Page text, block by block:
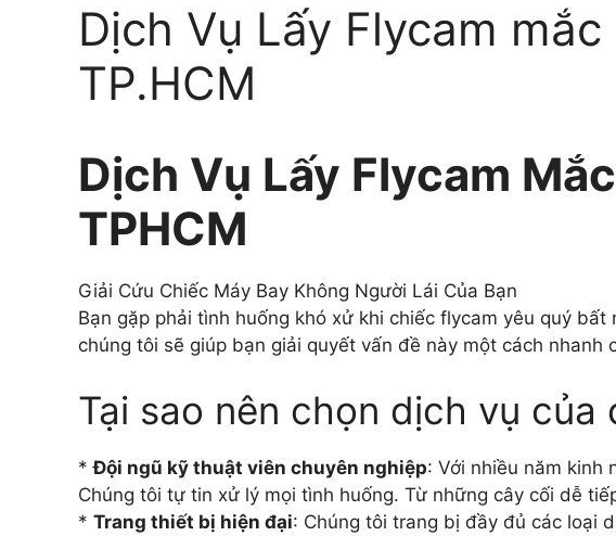
Dịch Vụ Lấy Flycam
TP.HCM
Dịch Vụ Lấy Flycam
TPHCM
Giải Cứu Chiếc Máy Bay Không Người Lái Của Bạn
Bạn gặp phải tình huống khó xử khi chiếc flycam yêu quý
chúng tôi sẽ giúp bạn giải quyết vấn đề này một cách nhanh
Tại sao nên chọn dịch vụ của
*Đội ngũ kỹ thuật viên chuyên nghiệp: Với nhiều năm kinh
Chúng tôi tự tin xử lý mọi tình huống. Từ những cây cối dễ
* Trang thiết bị hiện đại: Chúng tôi trang bị đầy đủ các loại